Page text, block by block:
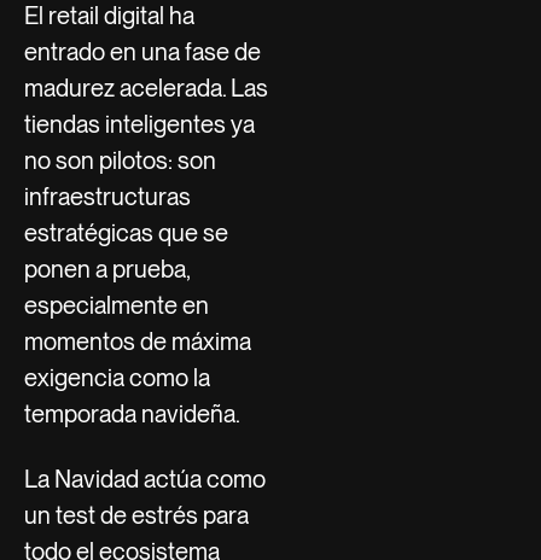
El retail digital ha
entrado en una fase de
madurez acelerada. Las
tiendas inteligentes ya
no son pilotos: son
infraestructuras
estratégicas que se
ponen a prueba,
especialmente en
momentos de máxima
exigencia como la
temporada navideña.
La Navidad actúa como
un test de estrés para
todo el ecosistema